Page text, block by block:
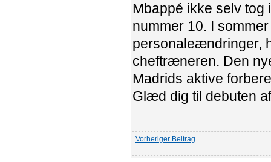
Mbappé ikke selv tog
nummer 10. I
personaleændringer,
cheftræneren. Den
Madrids aktive
Glæd dig til debuten
Vorheriger Beitrag